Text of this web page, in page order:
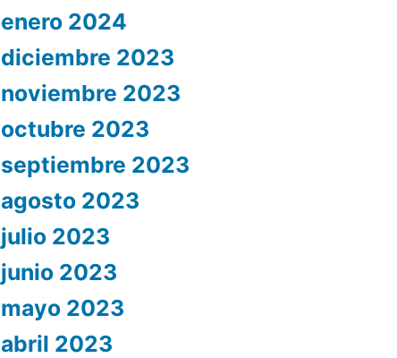
enero 2024
diciembre 2023
noviembre 2023
octubre 2023
septiembre 2023
agosto 2023
julio 2023
junio 2023
mayo 2023
abril 2023